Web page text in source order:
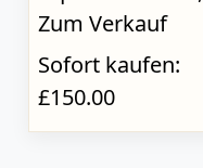
Zum Verkauf
Sofort kaufen:
£150.00